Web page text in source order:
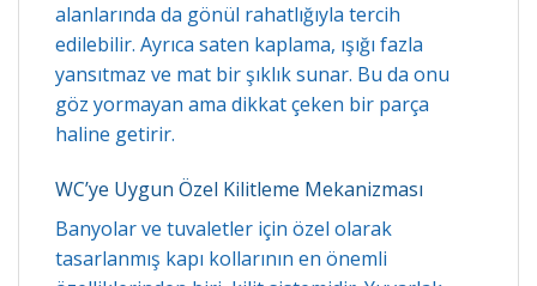
alanlarında da gönül rahatlığıyla tercih
edilebilir. Ayrıca saten kaplama, ışığı fazla
yansıtmaz ve mat bir şıklık sunar. Bu da onu
göz yormayan ama dikkat çeken bir parça
haline getirir.
WC’ye Uygun Özel Kilitleme Mekanizması
Banyolar ve tuvaletler için özel olarak
tasarlanmış kapı kollarının en önemli